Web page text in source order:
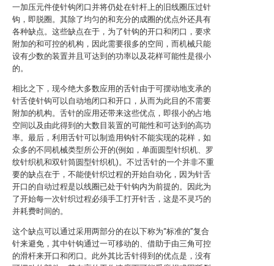
一加压元件使针钩闭口并将仍处在针杆上的旧线圈压过针
钩，即脱圈。其除了均匀的和充分的成圈的优点外还具有
各种缺点。这些缺点在于，为了针钩的开口和闭口，要求
附加的和可控的机构，因此需要很多的空间，而机械只能
设有少数的装置并且可达到的功率以及花样可能性是很小
的。
相比之下，现今绝大多数应用的舌针由于可摆动地支承的
针舌使针钩可以自动地闭口和开口，从而为此目的不需要
附加的机构。舌针的应用还带来这些优点，即很小的占地
空间以及由此得到的大数目装置的可能性和可达到的高功
率。最后，利用舌针可以制造用钩针不能实现的花样，如
众多的不同机械类型所公开的(例如，单面圆型针织机、罗
纹针织机和双针筒圆型针织机)。不过舌针的一个并非不重
要的缺点在于，不能使针织过程的开始自动化，因为针舌
开口的自动过程是以线圈已处于针钩内为前提的。因此为
了开始每一次针织过程必须手工打开针舌，这是不灵巧的
并耗费时间的。
这个缺点可以通过采用两部分的在以下称为“标准的”复合
针来避免，其中针钩通过一可移动的、借助于由三角可控
的滑杆来开口和闭口。此外其比舌针得到的优点是，没有